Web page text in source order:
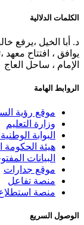
الكلمات الدلالية
د. أبا الخيل ،يرفع
يوافق ، افتتاح معهد
الإمام ، ساحل العاج
الروابط الهامة
موقع رؤية
وزارة التعليم
البوابة
هيئة الحكومة
البيانات
موقع جدارات
منصة تفاعل
منصة
الوصول السريع